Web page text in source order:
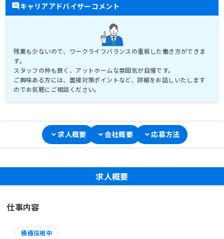
キャリアアドバイザーコメント
残業も少ないので、ワークライフバランスの重視した働き方ができま
す。
スタッフの仲も良く、アットホームな雰囲気が自慢です。
ご興味ある方には、面接対策ポイントなど、詳細をお話しいたします
のでお気軽にご相談ください。
求人概要 会社概要 応募方法
求人概要
仕事内容
積極採用中